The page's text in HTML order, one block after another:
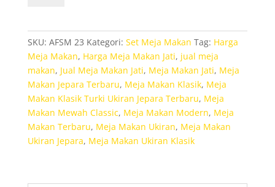
SKU: AFSM 23 Kategori: Set Meja Makan Tag: Harga
Meja Makan, Harga Meja Makan Jati, jual meja
makan, Jual Meja Makan Jati, Meja Makan Jati, Meja
Makan Jepara Terbaru, Meja Makan Klasik, Meja
Makan Klasik Turki Ukiran Jepara Terbaru, Meja
Makan Mewah Classic, Meja Makan Modern, Meja
Makan Terbaru, Meja Makan Ukiran, Meja Makan
Ukiran Jepara, Meja Makan Ukiran Klasik